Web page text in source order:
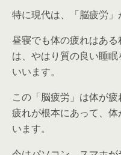
特に現代は、「脳疲労」
昼寝でも体の疲れはあ
は、やはり質の良い睡
いいます。
この「脳疲労」は体が
疲れが根本にあって、
います。